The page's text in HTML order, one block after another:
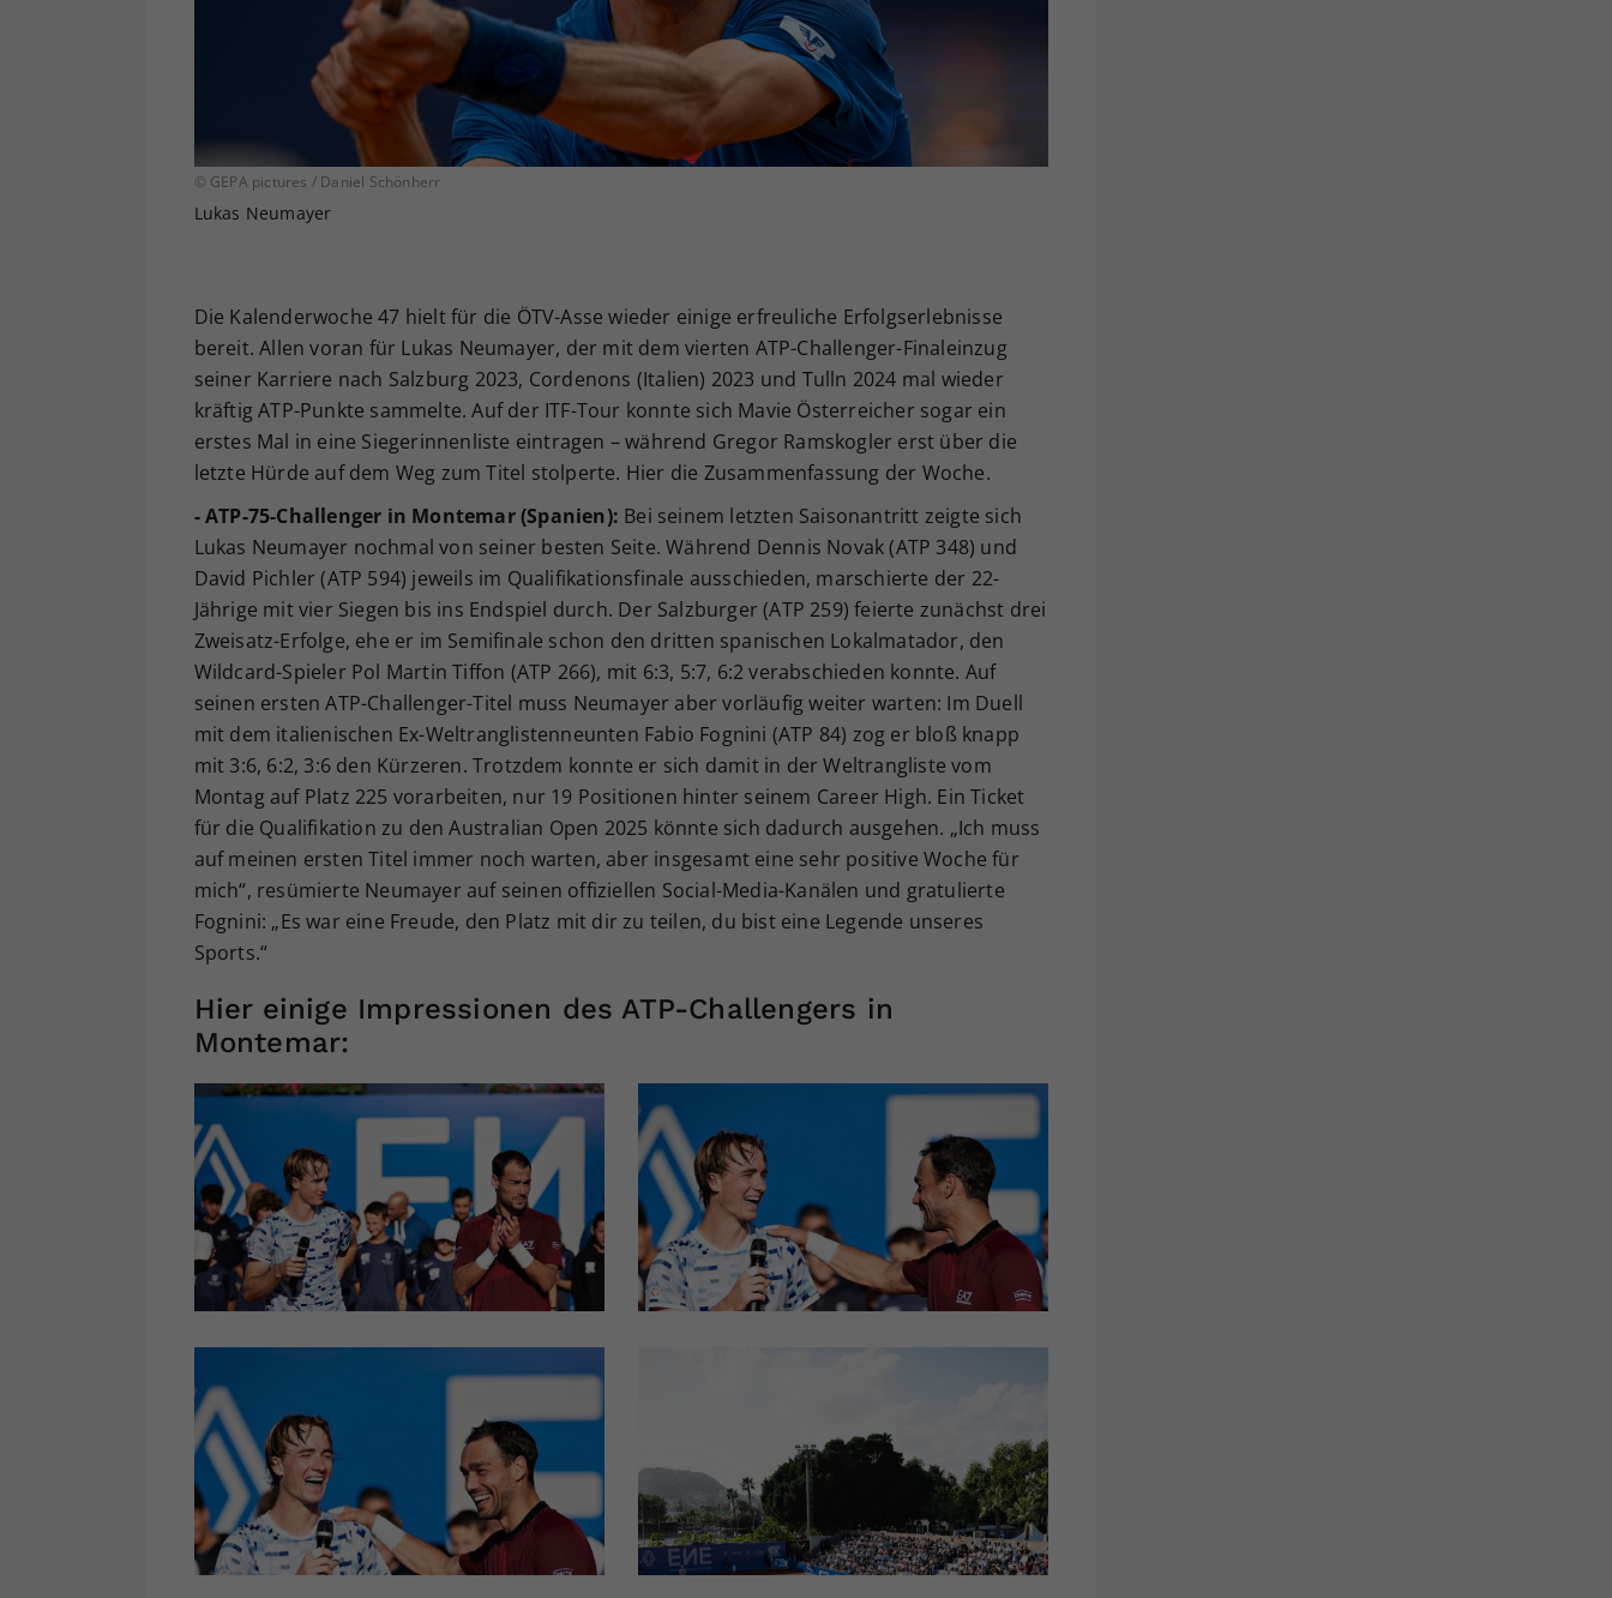
© GEPA pictures / Daniel Schönherr
Lukas Neumayer
Die Kalenderwoche 47 hielt für die ÖTV-Asse wieder einige erfreuliche Erfolgserlebnisse
bereit. Allen voran für Lukas Neumayer, der mit dem vierten ATP-Challenger-Finaleinzug
seiner Karriere nach Salzburg 2023, Cordenons (Italien) 2023 und Tulln 2024 mal wieder
kräftig ATP-Punkte sammelte. Auf der ITF-Tour konnte sich Mavie Österreicher sogar ein
erstes Mal in eine Siegerinnenliste eintragen – während Gregor Ramskogler erst über die
letzte Hürde auf dem Weg zum Titel stolperte. Hier die Zusammenfassung der Woche.
- ATP-75-Challenger in Montemar (Spanien): Bei seinem letzten Saisonantritt zeigte sich
Lukas Neumayer nochmal von seiner besten Seite. Während Dennis Novak (ATP 348) und
David Pichler (ATP 594) jeweils im Qualifikationsfinale ausschieden, marschierte der 22-
Jährige mit vier Siegen bis ins Endspiel durch. Der Salzburger (ATP 259) feierte zunächst drei
Zweisatz-Erfolge, ehe er im Semifinale schon den dritten spanischen Lokalmatador, den
Wildcard-Spieler Pol Martin Tiffon (ATP 266), mit 6:3, 5:7, 6:2 verabschieden konnte. Auf
seinen ersten ATP-Challenger-Titel muss Neumayer aber vorläufig weiter warten: Im Duell
mit dem italienischen Ex-Weltranglistenneunten Fabio Fognini (ATP 84) zog er bloß knapp
mit 3:6, 6:2, 3:6 den Kürzeren. Trotzdem konnte er sich damit in der Weltrangliste vom
Montag auf Platz 225 vorarbeiten, nur 19 Positionen hinter seinem Career High. Ein Ticket
für die Qualifikation zu den Australian Open 2025 könnte sich dadurch ausgehen. „Ich muss
auf meinen ersten Titel immer noch warten, aber insgesamt eine sehr positive Woche für
mich“, resümierte Neumayer auf seinen offiziellen Social-Media-Kanälen und gratulierte
Fognini: „Es war eine Freude, den Platz mit dir zu teilen, du bist eine Legende unseres
Sports.“
Hier einige Impressionen des ATP-Challengers in
Montemar:
Ihrer vorgenommen Einstellungen, falls der
Webseiten-Betreiber dies eingestellt hat.